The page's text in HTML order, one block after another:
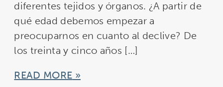
diferentes tejidos y órganos. ¿A partir de
qué edad debemos empezar a
preocuparnos en cuanto al declive? De
los treinta y cinco años […]
READ MORE